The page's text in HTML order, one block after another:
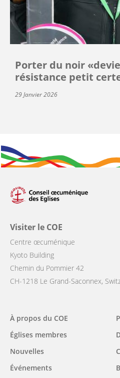
Porter du noir
résistance petit
29 Janvier 2026
Visiter le COE
Centre œcuménique
Kyoto Building
Chemin du Pommier 42
CH-1218 Le Grand-Saconnex,
Main
navigation
À propos du COE
Églises membres
Nouvelles
Événements